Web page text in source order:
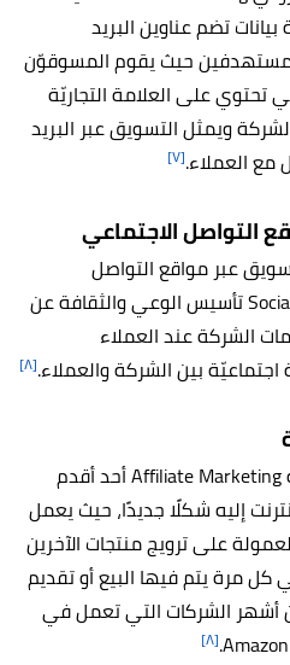
تضم عناوين البريد
المستهدفين حيث يقوم المسوقوّن
تحتوي على العلامة التجاريّة
ويمثل التسويق عبر البريد
مع العملاء.[٧]
التواصل الاجتماعي
عبر مواقع التواصل
الاجتماعيّ Social media marketing تأسيس الوعي والثقافة عن
الشركة عند العملاء
بين الشركة والعملاء.[٨]
يعد أسلوب التسويق بالعمولة Affiliate Marketing أحد أقدم
إليه شكلًا جديدًا، حيث يعمل
على ترويج منتجات الآخرين
مرة يتم فيها البيع أو تقديم
أشهر الشركات التي تعمل في
[٨]